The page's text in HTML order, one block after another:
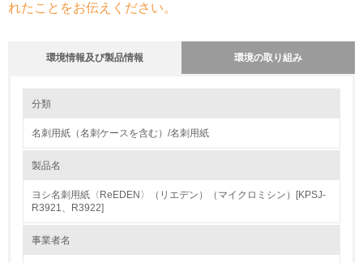
れたことをお伝えください。
環境情報及び製品情報 環境の取り組み
1.環境取り組み体制
環境方針を持っている
分類
名刺用紙（名刺ケースを含む）/名刺用紙
製品名
ヨシ名刺用紙〈ReEDEN〉（リエデン）（マイクロミシン）[KPSJ-
R3921、R3922]
事業者名